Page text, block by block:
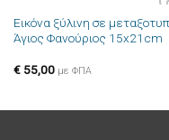
στην
Εικόνα ξύλινη σε
Άγιος Φανούριος 15x21cm
€55,00 με ΦΠΑ